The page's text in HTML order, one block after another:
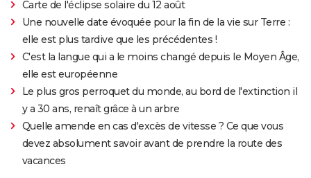
Carte de l'éclipse solaire du 12 août
Une nouvelle date évoquée pour la fin de la vie sur Terre :
elle est plus tardive que les précédentes !
C'est la langue qui a le moins changé depuis le Moyen Âge,
elle est européenne
Le plus gros perroquet du monde, au bord de l'extinction il
y a 30 ans, renaît grâce à un arbre
Quelle amende en cas d'excès de vitesse ? Ce que vous
devez absolument savoir avant de prendre la route des
vacances